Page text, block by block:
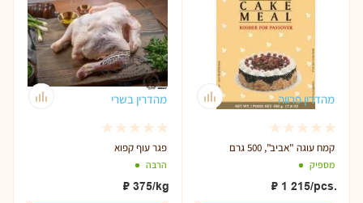
מהדרין בשרי
פגר עוף קפוא
הרבה
₽ 375/kg
מהדרין פרווה
קמח עוגה "אביב", 500 גרם
מספיק
₽ 1 215/pcs.